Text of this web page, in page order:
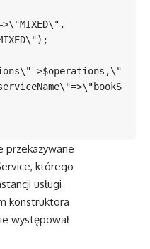
przekazywane
którego
usługi
konstruktora
występował